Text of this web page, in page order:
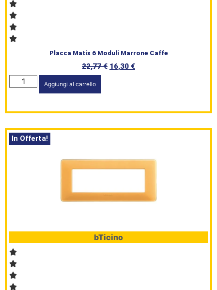
Shop
Serie
Civile
Placca Matix 6 Moduli Marrone Caffe
22,77€ 16,30 €
Aggiungi al carrello
In Offerta!
bTicino